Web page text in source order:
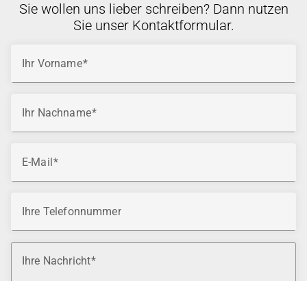
Sie wollen uns lieber schreiben? Dann nutzen
Sie unser Kontaktformular.
Ihr Vorname
Ihr Nachname
E-Mail
Ihre Telefonnummer
Ihre Nachricht